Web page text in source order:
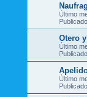
Último
Otero
Último
Último